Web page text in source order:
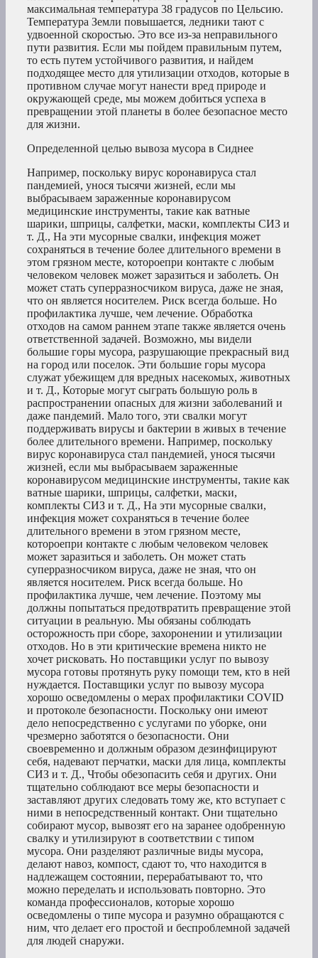
максимальная температура 38 градусов по Цельсию.
Температура Земли повышается, ледники тают с
удвоенной скоростью. Это все из-за неправильного
пути развития. Если мы пойдем правильным путем,
то есть путем устойчивого развития, и найдем
подходящее место для утилизации отходов, которые в
противном случае могут нанести вред природе и
окружающей среде, мы можем добиться успеха в
превращении этой планеты в более безопасное место
для жизни.
Определенной целью вывоза мусора в Сиднее
Например, поскольку вирус коронавируса стал
пандемией, унося тысячи жизней, если мы
выбрасываем зараженные коронавирусом
медицинские инструменты, такие как ватные
шарики, шприцы, салфетки, маски, комплекты СИЗ и
т. Д., На эти мусорные свалки, инфекция может
сохраняться в течение более длительного времени в
этом грязном месте, котороепри контакте с любым
человеком человек может заразиться и заболеть. Он
может стать суперразносчиком вируса, даже не зная,
что он является носителем. Риск всегда больше. Но
профилактика лучше, чем лечение. Обработка
отходов на самом раннем этапе также является очень
ответственной задачей. Возможно, мы видели
большие горы мусора, разрушающие прекрасный вид
на город или поселок. Эти большие горы мусора
служат убежищем для вредных насекомых, животных
и т. Д., Которые могут сыграть большую роль в
распространении опасных для жизни заболеваний и
даже пандемий. Мало того, эти свалки могут
поддерживать вирусы и бактерии в живых в течение
более длительного времени. Например, поскольку
вирус коронавируса стал пандемией, унося тысячи
жизней, если мы выбрасываем зараженные
коронавирусом медицинские инструменты, такие как
ватные шарики, шприцы, салфетки, маски,
комплекты СИЗ и т. Д., На эти мусорные свалки,
инфекция может сохраняться в течение более
длительного времени в этом грязном месте,
котороепри контакте с любым человеком человек
может заразиться и заболеть. Он может стать
суперразносчиком вируса, даже не зная, что он
является носителем. Риск всегда больше. Но
профилактика лучше, чем лечение. Поэтому мы
должны попытаться предотвратить превращение этой
ситуации в реальную. Мы обязаны соблюдать
осторожность при сборе, захоронении и утилизации
отходов. Но в эти критические времена никто не
хочет рисковать. Но поставщики услуг по вывозу
мусора готовы протянуть руку помощи тем, кто в ней
нуждается. Поставщики услуг по вывозу мусора
хорошо осведомлены о мерах профилактики COVID
и протоколе безопасности. Поскольку они имеют
дело непосредственно с услугами по уборке, они
чрезмерно заботятся о безопасности. Они
своевременно и должным образом дезинфицируют
себя, надевают перчатки, маски для лица, комплекты
СИЗ и т. Д., Чтобы обезопасить себя и других. Они
тщательно соблюдают все меры безопасности и
заставляют других следовать тому же, кто вступает с
ними в непосредственный контакт. Они тщательно
собирают мусор, вывозят его на заранее одобренную
свалку и утилизируют в соответствии с типом
мусора. Они разделяют различные виды мусора,
делают навоз, компост, сдают то, что находится в
надлежащем состоянии, перерабатывают то, что
можно переделать и использовать повторно. Это
команда профессионалов, которые хорошо
осведомлены о типе мусора и разумно обращаются с
ним, что делает его простой и беспроблемной задачей
для людей снаружи.